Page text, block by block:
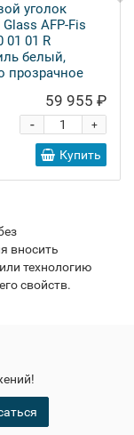
уголок
AFP-Fis
01 01 R
белый,
прозрачное
59 955 ₽
+
-
Купить
вносить
технологию
свойств.